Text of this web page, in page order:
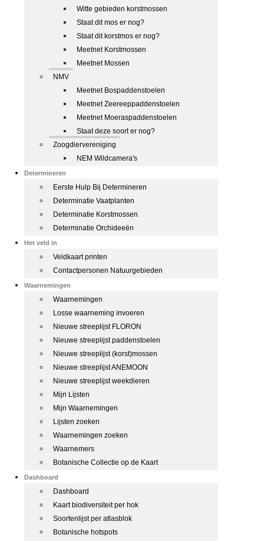
Witte gebieden korstmossen
Staat dit mos er nog?
Staat dit korstmos er nog?
Meetnet Korstmossen
Meetnet Mossen
NMV
Meetnet Bospaddenstoelen
Meetnet Zeereeppaddenstoelen
Meetnet Moeraspaddenstoelen
Staat deze soort er nog?
Zoogdiervereniging
NEM Wildcamera's
Determineren
Eerste Hulp Bij Determineren
Determinatie Vaatplanten
Determinatie Korstmossen
Determinatie Orchideeën
Het veld in
Veldkaart printen
Contactpersonen Natuurgebieden
Waarnemingen
Waarnemingen
Losse waarneming invoeren
Nieuwe streeplijst FLORON
Nieuwe streeplijst paddenstoelen
Nieuwe streeplijst (korst)mossen
Nieuwe streeplijst ANEMOON
Nieuwe streeplijst weekdieren
Mijn Lijsten
Mijn Waarnemingen
Lijsten zoeken
Waarnemingen zoeken
Waarnemers
Botanische Collectie op de Kaart
Dashboard
Dashboard
Kaart biodiversiteit per hok
Soortenlijst per atlasblok
Botanische hotspots